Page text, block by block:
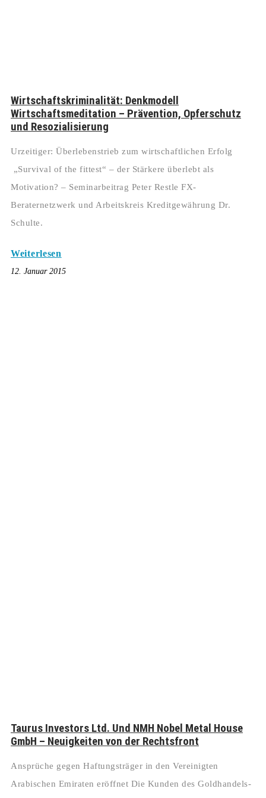
Wirtschaftskriminalität: Denkmodell
Wirtschaftsmeditation – Prävention, Opferschutz
und Resozialisierung
Urzeitiger: Überlebenstrieb zum wirtschaftlichen Erfolg
„Survival of the fittest“ – der Stärkere überlebt als
Motivation? – Seminarbeitrag Peter Restle FX-
Beraternetzwerk und Arbeitskreis Kreditgewährung Dr.
Schulte.
Weiterlesen
12. Januar 2015
Taurus Investors Ltd. Und NMH Nobel Metal House
GmbH – Neuigkeiten von der Rechtsfront
Ansprüche gegen Haftungsträger in den Vereinigten
Arabischen Emiraten eröffnet Die Kunden des Goldhandels-